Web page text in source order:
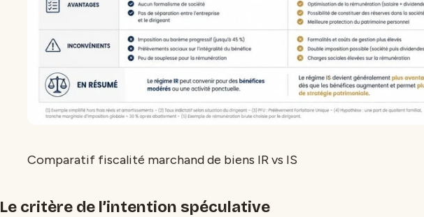
Comparatif fiscalité marchand de biens IR vs IS
Le critère de l’intention spéculative